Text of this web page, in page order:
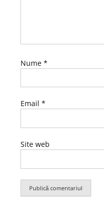
Nume *
Email *
Site web